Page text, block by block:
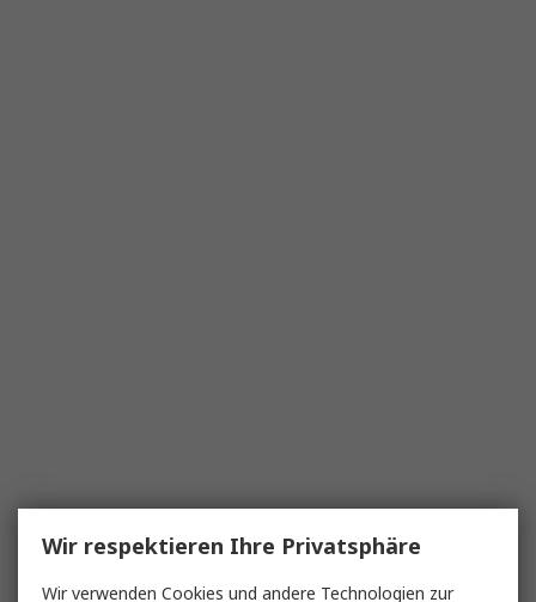
Wir respektieren Ihre Privatsphäre
Wir verwenden Cookies und andere Technologien zur